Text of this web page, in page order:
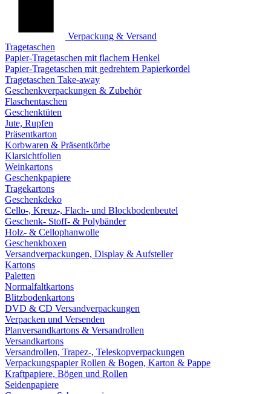
Verpackung & Versand
Tragetaschen
Papier-Tragetaschen mit flachem Henkel
Papier-Tragetaschen mit gedrehtem Papierkordel
Tragetaschen Take-away
Geschenkverpackungen & Zubehör
Flaschentaschen
Geschenktüten
Jute, Rupfen
Präsentkarton
Korbwaren & Präsentkörbe
Klarsichtfolien
Weinkartons
Geschenkpapiere
Tragekartons
Geschenkdeko
Cello-, Kreuz-, Flach- und Blockbodenbeutel
Geschenk- Stoff- & Polybänder
Holz- & Cellophanwolle
Geschenkboxen
Versandverpackungen, Display & Aufsteller
Kartons
Paletten
Normalfaltkartons
Blitzbodenkartons
DVD & CD Versandverpackungen
Verpacken und Versenden
Planversandkartons & Versandrollen
Versandkartons
Versandrollen, Trapez-, Teleskopverpackungen
Verpackungspapier Rollen & Bogen, Karton & Pappe
Kraftpapiere, Bögen und Rollen
Seidenpapiere